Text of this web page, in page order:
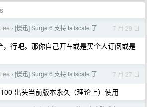
› [慢迅] Surge 6 支持 tailscale 了 7 月 29 日
，行吧。那你自己开车或是买个人订阅或是
› [慢迅] Surge 6 支持 tailscale 了 7 月 27 日
出头当前版本永久（理论上）使用